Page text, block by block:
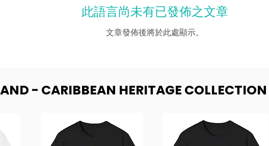
此語言尚未有已發佈之文章
文章發佈後將於此處顯示。
- CARIBBEAN HERITAGE COLLECTION